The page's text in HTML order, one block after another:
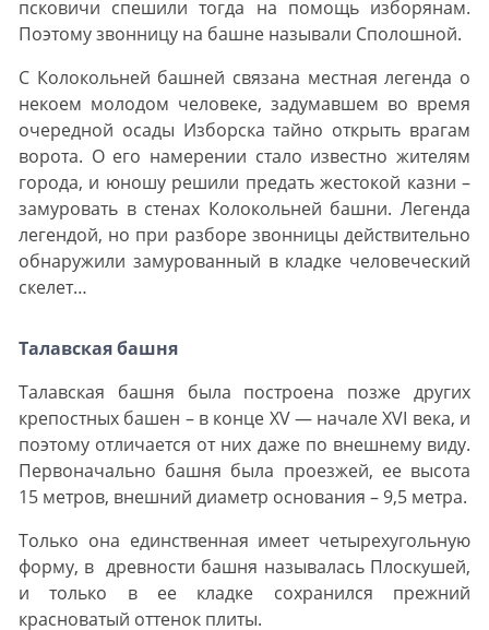
псковичи спешили тогда на помощь изборянам.
Поэтому звонницу на башне называли Сполошной.
С Колокольней башней связана местная легенда о
некоем молодом человеке, задумавшем во время
очередной осады Изборска тайно открыть врагам
ворота. О его намерении стало известно жителям
города, и юношу решили предать жестокой казни –
замуровать в стенах Колокольней башни. Легенда
легендой, но при разборе звонницы действительно
обнаружили замурованный в кладке человеческий
скелет…
Талавская башня
Талавская башня была построена позже других
крепостных башен – в конце XV — начале XVI века, и
поэтому отличается от них даже по внешнему виду.
Первоначально башня была проезжей, ее высота
15 метров, внешний диаметр основания – 9,5 метра.
Только она единственная имеет четырехугольную
форму, в древности башня называлась Плоскушей,
и только в ее кладке сохранился прежний
красноватый оттенок плиты.